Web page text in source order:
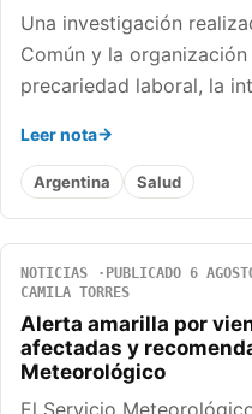
Una investigación
Común y la
precariedad laboral, la
Leer nota
Argentina Salud
NOTICIAS PUBLICADO 6
CAMILA TORRES
Alerta amarilla por
afectadas y
Meteorológico